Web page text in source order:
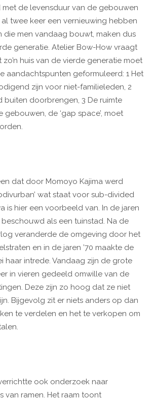
de levensduur van de gebouwen
twee keer een vernieuwing hebben
die men vandaag bouwt, maken dus
generatie. Atelier Bow-How vraagt
huis van de vierde generatie moet
aandachtspunten geformuleerd: 1 Het
zijn voor niet-familieleden, 2
buiten doorbrengen, 3 De ruimte
gebouwen, de ‘gap space’, moet
dat door Momoyo Kajima werd
wat staat voor sub-divided
is hier een voorbeeld van. In de jaren
beschouwd als een tuinstad. Na de
veranderde de omgeving door het
en in de jaren ’70 maakte de
haar intrede. Vandaag zijn de grote
in vieren gedeeld omwille van de
Deze zijn zo hoog dat ze niet
Bijgevolg zit er niets anders op dan
te verdelen en het te verkopen om
ook onderzoek naar
van ramen. Het raam toont